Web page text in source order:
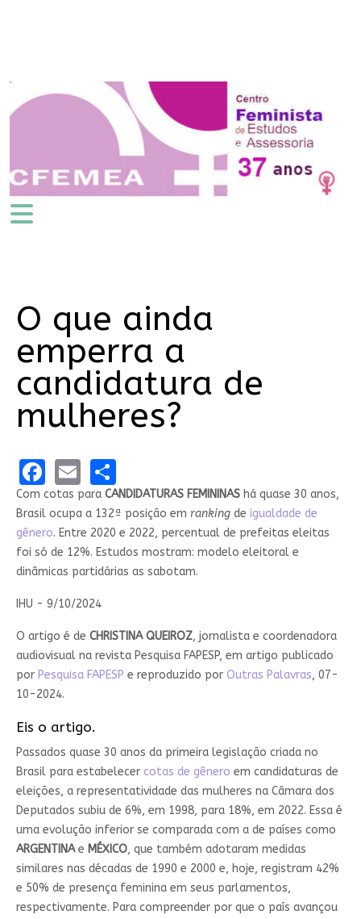
O que ainda
emperra a
candidatura de
mulheres?
Facebook
EmailShare
Com cotas para CANDIDATURAS FEMININAShá quase 30 anos,
Brasil ocupa a 132ª posição em rankingde igualdade de
gênero. Entre 2020 e 2022, percentual de prefeitas eleitas
foi só de 12%. Estudos mostram: modelo eleitoral e
dinâmicas partidárias as sabotam.
IHU - 9/10/2024
O artigo é de CHRISTINA QUEIROZ, jornalista e coordenadora
audiovisual na revista Pesquisa FAPESP, em artigo publicado
porPesquisa FAPESP e reproduzido por Outras Palavras, 07-
10-2024.
Eis o artigo.
Passados quase 30 anos da primeira legislação criada no
Brasil para estabelecer cotas de gênero em candidaturas de
eleições, a representatividade das mulheres na Câmara dos
Deputados subiu de 6%, em 1998, para 18%, em 2022. Essa é
uma evolução inferior se comparada com a de países como
ARGENTINAe MÉXICO, que também adotaram medidas
similares nas décadas de 1990 e 2000 e, hoje, registram 42%
e 50% de presença feminina em seus parlamentos,
respectivamente. Para compreender por que o país avançou